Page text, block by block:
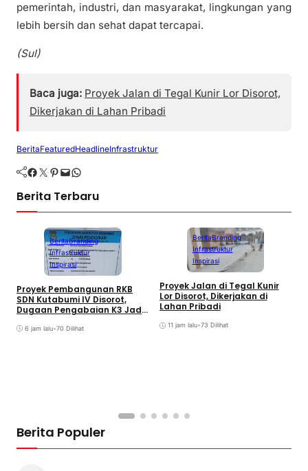
pemerintah, industri, dan masyarakat, lingkungan yang
lebih bersih dan sehat dapat tercapai.
(Sul)
Baca juga: Proyek Jalan di Tegal Kunir Lor Disorot,
Dikerjakan di Lahan Pribadi
BeritaFeaturedHeadlineInfrastruktur
Facebook Twitter Pinterest Mail WhatsApp
Berita Terbaru
BeritaBranding
Infrastruktur
Inspirasi
Proyek Pembangunan RKB
SDN Kutabumi IV Disorot,
Dugaan Pengabaian K3 Jadi
6 jam lalu•70 Dilihat
BeritaBranding
Infrastruktur
Inspirasi
Proyek Jalan di Tegal Kunir
Lor Disorot, Dikerjakan di
Lahan Pribadi
11 jam lalu•73 Dilihat
Berita Populer